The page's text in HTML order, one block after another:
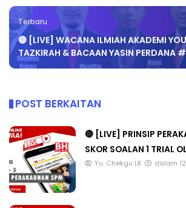
Terbaru
🔴 [LIVE] WACANA ILMIAH AKADEMI
TAZKIRAH & BACAAN YASIN PERDANA
POST BERKAITAN
🔴 [LIVE] PRINSIP
SKOR SOALAN 1 TRIAL
Yu. Chekgu LK dalam